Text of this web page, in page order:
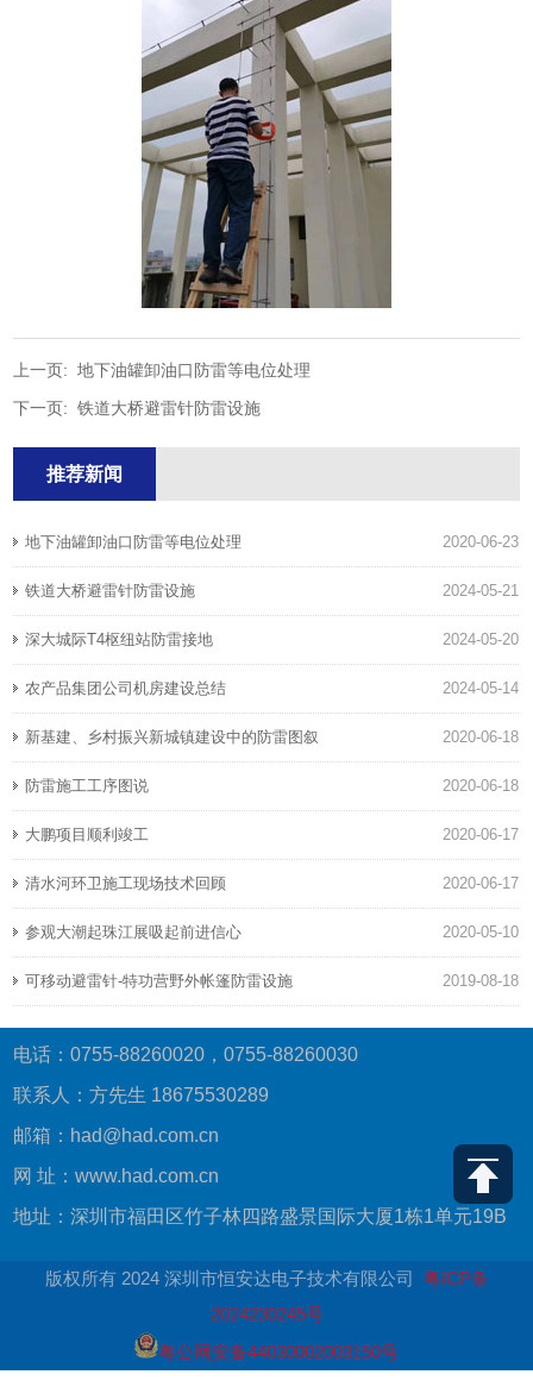
上一页:地下油罐卸油口防雷等电位处理
下一页:铁道大桥避雷针防雷设施
推荐新闻
2020-06-23
地下油罐卸油口防雷等电位处理
2024-05-21
铁道大桥避雷针防雷设施
2024-05-20
深大城际T4枢纽站防雷接地
2024-05-14
农产品集团公司机房建设总结
2020-06-18
新基建、乡村振兴新城镇建设中的防雷图叙
2020-06-18
防雷施工工序图说
2020-06-17
大鹏项目顺利竣工
2020-06-17
清水河环卫施工现场技术回顾
2020-05-10
参观大潮起珠江展吸起前进信心
2019-08-18
可移动避雷针-特功营野外帐篷防雷设施
电话：0755-88260020，0755-88260030
联系人：方先生 18675530289
邮箱：had@had.com.cn
网 址：www.had.com.cn
地址：深圳市福田区竹子林四路盛景国际大厦1栋1单元19B
版权所有 2024 深圳市恒安达电子技术有限公司 粤ICP备
2024230245号
粤公网安备44030002003150号